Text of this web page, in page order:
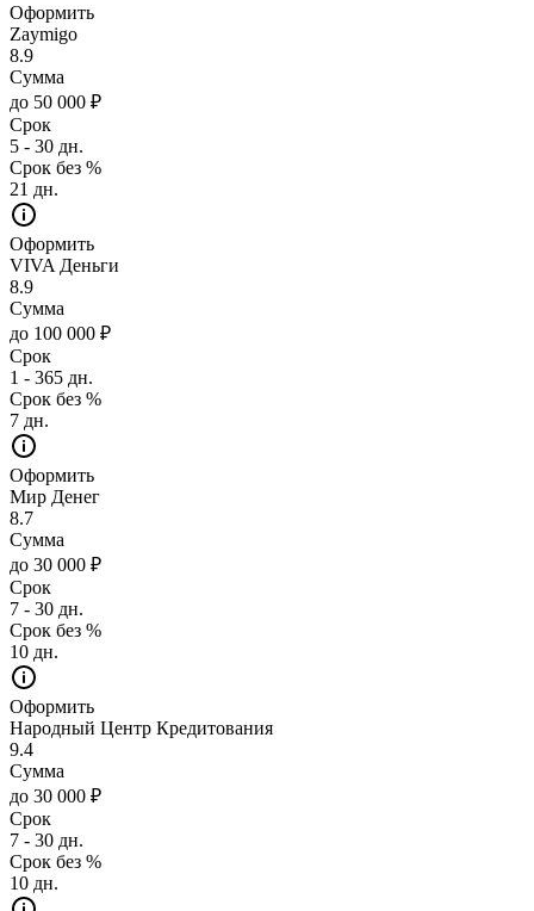
Оформить
Zaymigo
8.9
Сумма
до 50 000 ₽
Срок
5 - 30 дн.
Срок без %
21 дн.
Оформить
VIVA Деньги
8.9
Сумма
до 100 000 ₽
Срок
1 - 365 дн.
Срок без %
7 дн.
Оформить
Мир Денег
8.7
Сумма
до 30 000 ₽
Срок
7 - 30 дн.
Срок без %
10 дн.
Оформить
Народный Центр Кредитования
9.4
Сумма
до 30 000 ₽
Срок
7 - 30 дн.
Срок без %
10 дн.